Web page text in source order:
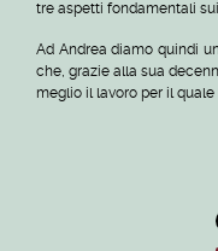
tre aspetti fondamentali
Ad Andrea diamo quindi
che, grazie alla sua
meglio il lavoro per il